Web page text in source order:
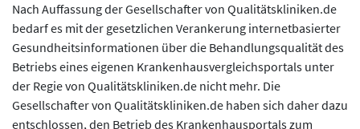
Nach Auffassung der Gesellschafter von Qualitätskliniken.de
bedarf es mit der gesetzlichen Verankerung internetbasierter
Gesundheitsinformationen über die Behandlungsqualität des
Betriebs eines eigenen Krankenhausvergleichsportals unter
der Regie von Qualitätskliniken.de nicht mehr. Die
Gesellschafter von Qualitätskliniken.de haben sich daher dazu
entschlossen, den Betrieb des Krankenhausportals zum